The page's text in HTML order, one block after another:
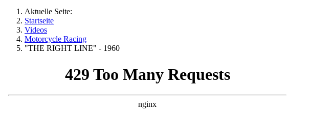
Aktuelle Seite:
Startseite
Videos
Motorcycle Racing
"THE RIGHT LINE" - 1960